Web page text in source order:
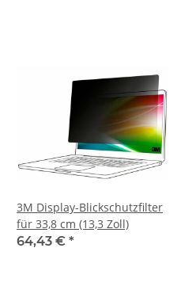
3M Display-Blickschutzfilter
für 33,8 cm (13,3 Zoll)
64,43 € *